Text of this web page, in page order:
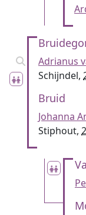
Adrianus
Schijndel,
Bruid
Johanna
Stiphout,